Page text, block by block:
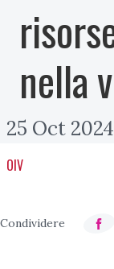
nella
25 Oct 2024
OIV